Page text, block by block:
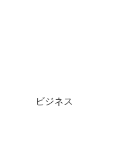
ビジネス